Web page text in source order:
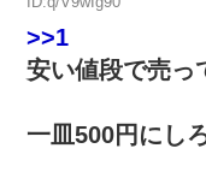
>>1
安い値段で売っ
一皿500円にし